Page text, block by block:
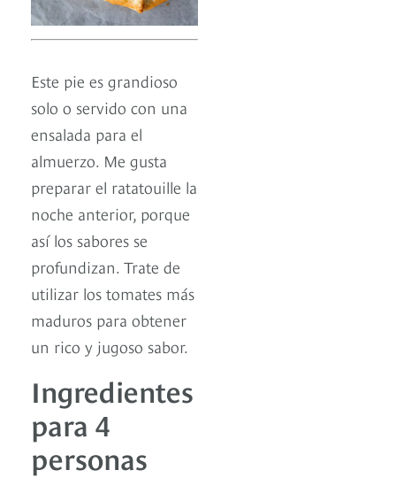
Este pie es grandioso
solo o servido con una
ensalada para el
almuerzo. Me gusta
preparar el ratatouille la
noche anterior, porque
así los sabores se
profundizan. Trate de
utilizar los tomates más
maduros para obtener
un rico y jugoso sabor.
Ingredientes
para 4
personas